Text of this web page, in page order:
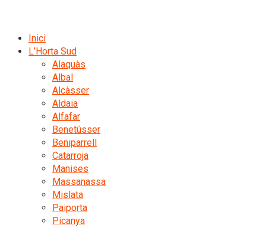
Inici
L’Horta Sud
Alaquàs
Albal
Alcàsser
Aldaia
Alfafar
Benetússer
Beniparrell
Catarroja
Manises
Massanassa
Mislata
Paiporta
Picanya